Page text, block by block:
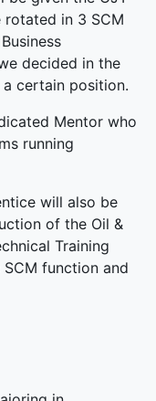
rotated in 3 SCM
decided in the
certain position.
Mentor who
running
will also be
of the Oil &
Training
function and